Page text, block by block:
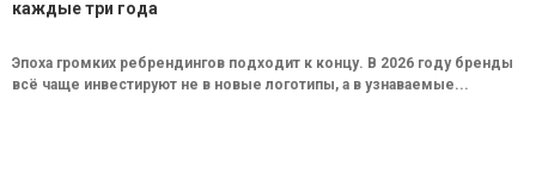
каждые три года
Эпоха громких ребрендингов подходит к концу. В 2026 году бренды
всё чаще инвестируют не в новые логотипы, а в узнаваемые...